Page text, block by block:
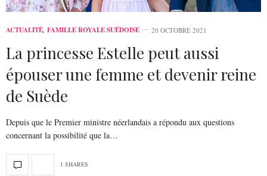
ACTUALITÉ, FAMILLE ROYALE SUÉDOISE 20 OCTOBRE 2021
La princesse Estelle peut aussi
épouser une femme et devenir reine
de Suède
Depuis que le Premier ministre néerlandais a répondu aux questions
concernant la possibilité que la…
1 SHARES